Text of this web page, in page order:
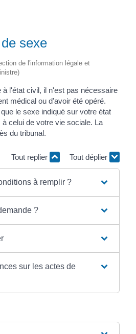
sexe
de l'information légale et
l'état civil, il n'est pas nécessaire
médical ou d'avoir été opéré.
le sexe indiqué sur votre état
celui de votre vie sociale. La
du tribunal.
Tout replier Tout déplier
à remplir ?
?
sur les actes de